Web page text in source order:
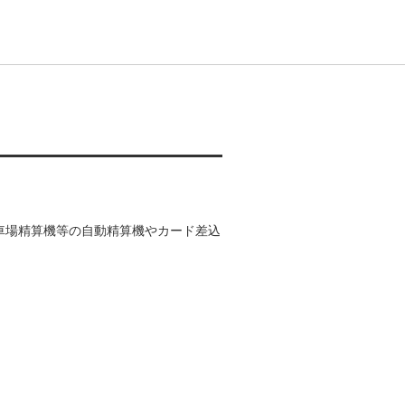
精算機等の自動精算機やカード差込